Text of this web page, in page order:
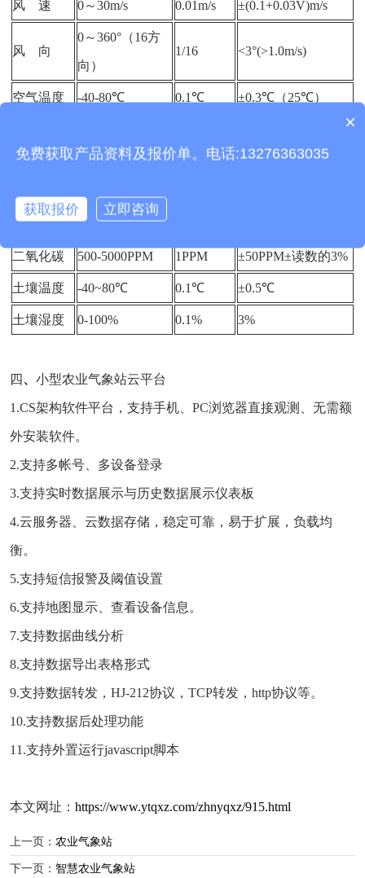
风 速 0～30m/s 0.01m/s ±(0.1+0.03V)m/s
风 向
0～360°（16方
向）
1/16 <3°(>1.0m/s)
空气温度 -40-80℃ 0.1℃ ±0.3℃（25℃）
大气压力 30-110Kpa 0.01Kpa ±0.02Kpa(相对)
光照 0-18.8W LUX
二氧化碳 500-5000PPM 1PPM ±50PPM±读数的3%
土壤温度 -40~80℃ 0.1℃ ±0.5℃
土壤湿度 0-100% 0.1% 3%
四、 小型农业气象站云平台
1.CS架构软件平台，支持手机、PC浏览器直接观测、无需额
外安装软件。
2.支持多帐号、多设备登录
3.支持实时数据展示与历史数据展示仪表板
4.云服务器、云数据存储，稳定可靠，易于扩展，负载均
衡。
5.支持短信报警及阈值设置
6.支持地图显示、查看设备信息。
7.支持数据曲线分析
8.支持数据导出表格形式
9.支持数据转发，HJ-212协议，TCP转发，http协议等。
10.支持数据后处理功能
11.支持外置运行javascript脚本
本文网址： https://www.ytqxz.com/zhnyqxz/915.html
上一页： 农业气象站
下一页： 智慧农业气象站
产品包含安装吗？
×
免费获取产品资料及报价单。电话:13276363035
获取报价 立即咨询